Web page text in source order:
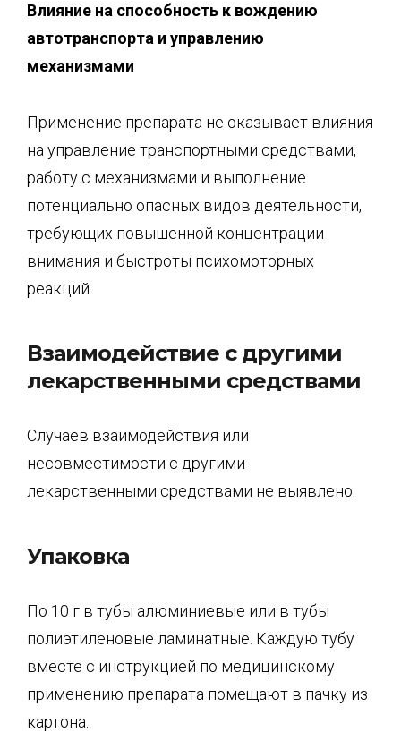
Влияние на способность к вождению
автотранспорта и управлению
механизмами
Применение препарата не оказывает влияния
на управление транспортными средствами,
работу с механизмами и выполнение
потенциально опасных видов деятельности,
требующих повышенной концентрации
внимания и быстроты психомоторных
реакций.
Взаимодействие с другими
лекарственными средствами
Случаев взаимодействия или
несовместимости с другими
лекарственными средствами не выявлено.
Упаковка
По 10 г в тубы алюминиевые или в тубы
полиэтиленовые ламинатные. Каждую тубу
вместе с инструкцией по медицинскому
применению препарата помещают в пачку из
картона.